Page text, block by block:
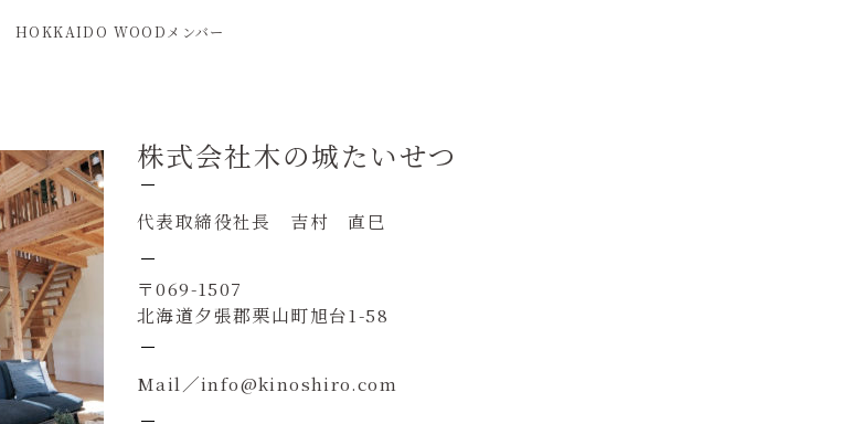
HOKKAIDO WOODメンバー
株式会社木の城たいせつ
代表取締役社長 吉村 直巳
〒069-1507
北海道夕張郡栗山町旭台1-58
Mail／info@kinoshiro.com